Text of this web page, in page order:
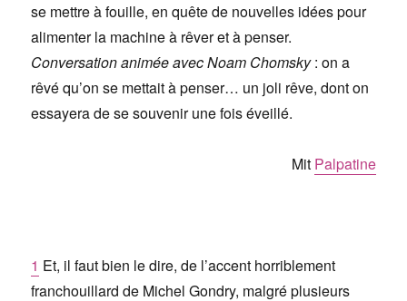
se mettre à fouille, en quête de nouvelles idées pour
alimenter la machine à rêver et à penser.
Conversation animée avec Noam Chomsky: on a
rêvé qu’on se mettait à penser… un joli rêve, dont on
essayera de se souvenir une fois éveillé.
Mit Palpatine
1 Et, il faut bien le dire, de l’accent horriblement
franchouillard de Michel Gondry, malgré plusieurs